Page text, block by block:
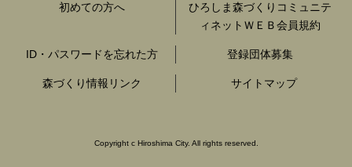
初めての方へ
ひろしま森づくりコミュニテ
ィネットＷＥＢ会員規約
ID・パスワードを忘れた方 登録団体募集
森づくり情報リンク サイトマップ
Copyright c Hiroshima City. All rights reserved.